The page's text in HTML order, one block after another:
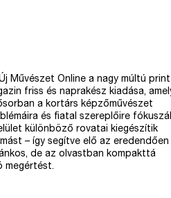
Művészet Online a nagy múltú print
friss és naprakész kiadása,
a kortárs képzőművészet
és fiatal szereplőire
különböző rovatai kiegészítik
– így segítve elő az eredendően
de az olvastban kompakttá
megértést.